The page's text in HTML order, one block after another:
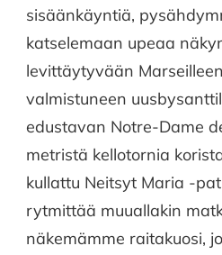
sisäänkäyntiä,
katselemaan upeaa
levittäytyvään
valmistuneen
edustavan Notre-Dame
metristä kellotornia
kullattu Neitsyt Maria -
rytmittää muuallakin
näkemämme raitakuosi,